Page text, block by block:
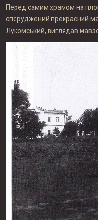
Перед самим храмом на
споруджений прекрасний
Лукомський, виглядав